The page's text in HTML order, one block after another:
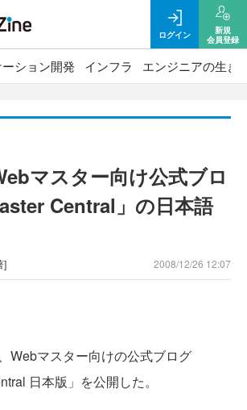
ログイン
新規
会員登録
ション開発 インフラ エンジニアの生き
マスター向け公式ブロ
Central」の日本語
] 2008/12/26 12:07
Webマスター向けの公式ブログ
日本版」を公開した。